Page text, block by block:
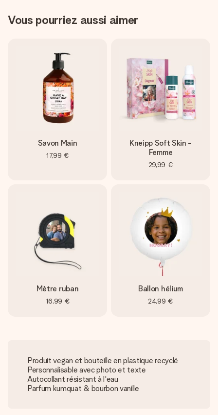
Vous pourriez aussi aimer
Savon Main
17,99 €
Kneipp Soft Skin -
Femme
29,99 €
Mètre ruban
16,99 €
Ballon hélium
24,99 €
Produit vegan et bouteille en plastique recyclé
Personnalisable avec photo et texte
Autocollant résistant à l'eau
Parfum kumquat & bourbon vanille